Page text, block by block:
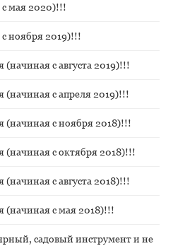
мая 2020)!!!
ноября 2019)!!!
с августа 2019)!!!
(начиная с апреля 2019)!!!
(начиная с ноября 2018)!!!
(начиная с октября 2018)!!!
с августа 2018)!!!
(начиная с мая 2018)!!!
садовый инструмент и не